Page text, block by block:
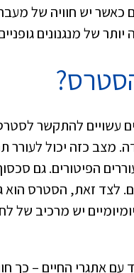
כאשר יש חוויה של
של מנגנונים
עשויים להתקשר
מצב כזה יכול
הפיטורים. גם
לצד זאת, הסטרס הוא
יש מרכיב
אתגרי החיים – כך